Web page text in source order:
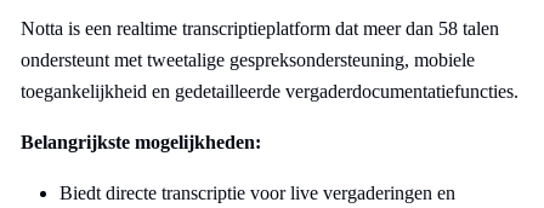
Notta is een realtime transcriptieplatform dat meer dan 58 talen
ondersteunt met tweetalige gespreksondersteuning, mobiele
toegankelijkheid en gedetailleerde vergaderdocumentatiefuncties.
Belangrijkste mogelijkheden:
Biedt directe transcriptie voor live vergaderingen en